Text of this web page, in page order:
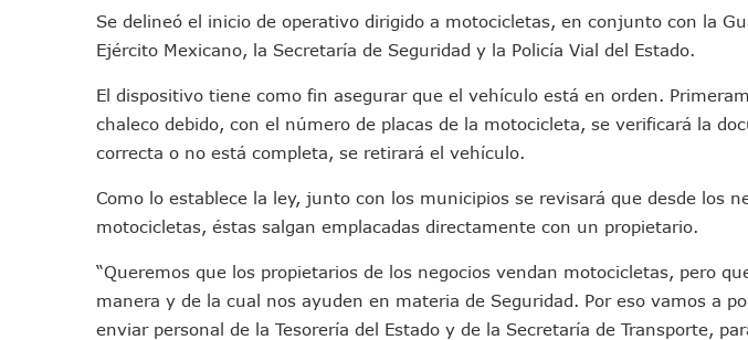
Acusado De Homicidio En El Tuito Permanecerá Un Año En
Descartan Riesgo De Tsunami Para Puerto Vallarta Tras Sismo De
Retiran 10 Toneladas De Macroalga En Playa De Guayabitos;
Arranca Copa México De Clavados Zapopan 2026 En El Centro
Munguía Analiza Pedir 100 MDP De Adelanto De Participaciones,
Bomberas De Vallarta Asistirán A Simposio Internacional De
Región Sanitaria VIII Activa Programa Para Menores Con
Recuperan Seis Vehículos Con Reporte De Robo Durante
SEP Asigna Escuelas Para El Ciclo 2026-2027 En Jalisco; 95.3%
Se delineó el inicio de operativo dirigido a motocicletas, en conjunto con la
Ejército Mexicano, la Secretaría de Seguridad y la Policía Vial del Estado.
El dispositivo tiene como fin asegurar que el vehículo está en orden.
chaleco debido, con el número de placas de la motocicleta, se verificará la
correcta o no está completa, se retirará el vehículo.
Como lo establece la ley, junto con los municipios se revisará que desde los
motocicletas, éstas salgan emplacadas directamente con un propietario.
“Queremos que los propietarios de los negocios vendan motocicletas, pero
manera y de la cual nos ayuden en materia de Seguridad. Por eso vamos a
enviar personal de la Tesorería del Estado y de la Secretaría de Transporte,